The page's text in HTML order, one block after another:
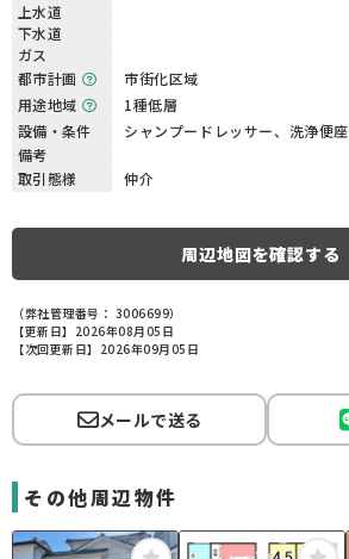
上水道
下水道
ガス
都市計画
市街化区域
用途地域
1種低層
設備・条件
シャンプードレッサー、洗浄便座
備考
取引態様
仲介
周辺地図を確認する
（弊社管理番号： 3006699）
【更新日】2026年08月05日
【次回更新日】2026年09月05日
メールで送る
その他周辺物件